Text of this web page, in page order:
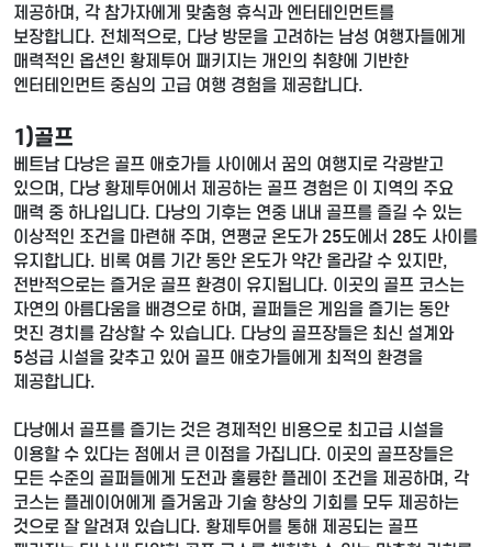
제공하며, 각 참가자에게 맞춤형 휴식과 엔터테인먼트를
보장합니다. 전체적으로, 다낭 방문을 고려하는 남성 여행자들에게
매력적인 옵션인 황제투어 패키지는 개인의 취향에 기반한
엔터테인먼트 중심의 고급 여행 경험을 제공합니다.
1)골프
베트남 다낭은 골프 애호가들 사이에서 꿈의 여행지로 각광받고
있으며, 다낭 황제투어에서 제공하는 골프 경험은 이 지역의 주요
매력 중 하나입니다. 다낭의 기후는 연중 내내 골프를 즐길 수 있는
이상적인 조건을 마련해 주며, 연평균 온도가 25도에서 28도 사이를
유지합니다. 비록 여름 기간 동안 온도가 약간 올라갈 수 있지만,
전반적으로는 즐거운 골프 환경이 유지됩니다. 이곳의 골프 코스는
자연의 아름다움을 배경으로 하며, 골퍼들은 게임을 즐기는 동안
멋진 경치를 감상할 수 있습니다. 다낭의 골프장들은 최신 설계와
5성급 시설을 갖추고 있어 골프 애호가들에게 최적의 환경을
제공합니다.
다낭에서 골프를 즐기는 것은 경제적인 비용으로 최고급 시설을
이용할 수 있다는 점에서 큰 이점을 가집니다. 이곳의 골프장들은
모든 수준의 골퍼들에게 도전과 훌륭한 플레이 조건을 제공하며, 각
코스는 플레이어에게 즐거움과 기술 향상의 기회를 모두 제공하는
것으로 잘 알려져 있습니다. 황제투어를 통해 제공되는 골프